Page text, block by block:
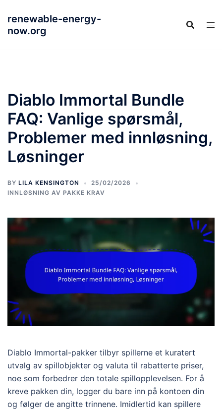
content
renewable-energy-
now.org
Diablo Immortal Bundle
FAQ: Vanlige spørsmål,
Problemer med innløsning,
Løsninger
BY LILA KENSINGTON
25/02/2026
INNLØSNING AV PAKKE KRAV
Diablo Immortal-pakker tilbyr spillerne et kuratert
utvalg av spillobjekter og valuta til rabatterte priser,
noe som forbedrer den totale spillopplevelsen. For å
kreve pakken din, logger du bare inn på kontoen din
og følger de angitte trinnene. Imidlertid kan spillere